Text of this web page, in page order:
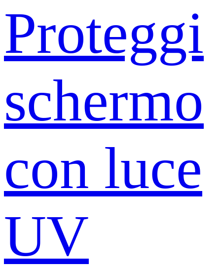
Proteggi
schermo
con luce
UV